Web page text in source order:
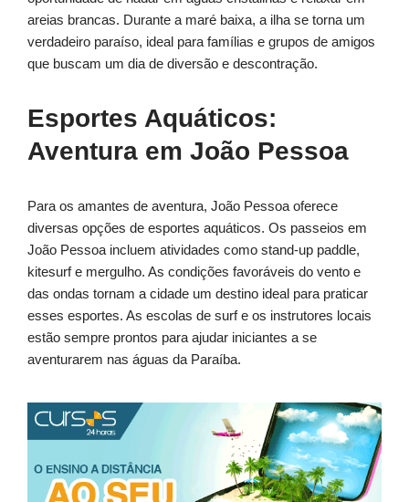
areias brancas. Durante a maré baixa, a ilha se torna um
verdadeiro paraíso, ideal para famílias e grupos de amigos
que buscam um dia de diversão e descontração.
Esportes Aquáticos:
Aventura em João Pessoa
Para os amantes de aventura, João Pessoa oferece
diversas opções de esportes aquáticos. Os passeios em
João Pessoa incluem atividades como stand-up paddle,
kitesurf e mergulho. As condições favoráveis do vento e
das ondas tornam a cidade um destino ideal para praticar
esses esportes. As escolas de surf e os instrutores locais
estão sempre prontos para ajudar iniciantes a se
aventurarem nas águas da Paraíba.